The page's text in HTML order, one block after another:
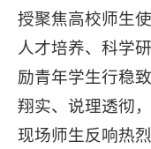
授聚焦高校师生
人才培养、科学
励青年学生行稳
翔实、说理透彻
现场师生反响热烈